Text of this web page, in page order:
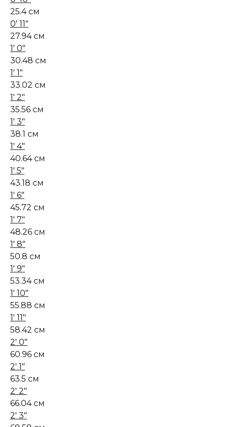
25.4 см
0' 11"
27.94 см
1' 0"
30.48 см
1' 1"
33.02 см
1' 2"
35.56 см
1' 3"
38.1 см
1' 4"
40.64 см
1' 5"
43.18 см
1' 6"
45.72 см
1' 7"
48.26 см
1' 8"
50.8 см
1' 9"
53.34 см
1' 10"
55.88 см
1' 11"
58.42 см
2' 0"
60.96 см
2' 1"
63.5 см
2' 2"
66.04 см
2' 3"